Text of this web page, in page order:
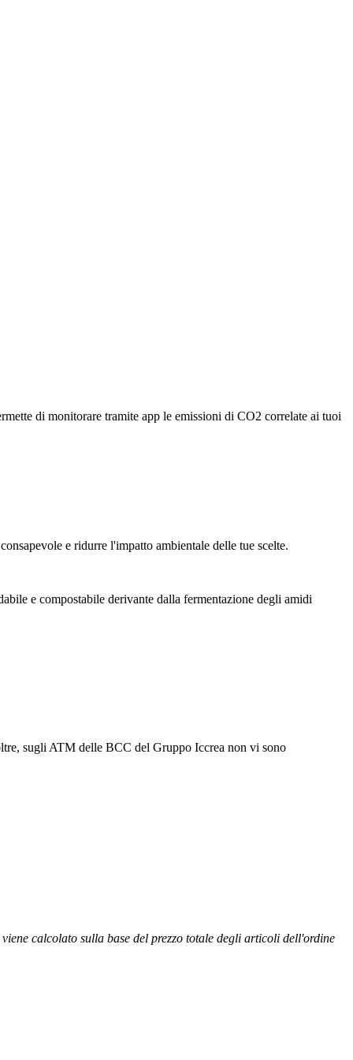
di monitorare tramite app le emissioni di CO2 correlate ai tuoi
e ridurre l'impatto ambientale delle tue scelte.
e compostabile derivante dalla fermentazione degli amidi
sugli ATM delle BCC del Gruppo Iccrea non vi sono
calcolato sulla base del prezzo totale degli articoli dell'ordine